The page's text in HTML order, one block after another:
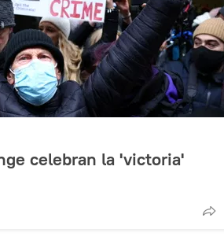
celebran la 'victoria'